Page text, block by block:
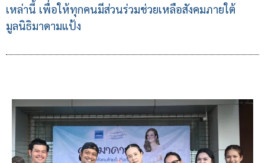
เหล่านี้ เพื่อให้ทุกคนมีส่วนร่วมช่วยเหลือสังคมภายใต้
มูลนิธิมาดามแป้ง